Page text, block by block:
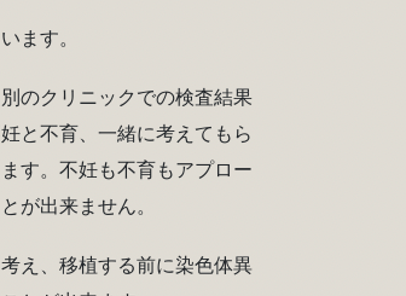
ます。
のクリニックでの検査結果
と不育、一緒に考えてもら
す。不妊も不育もアプロー
が出来ません。
え、移植する前に染色体異